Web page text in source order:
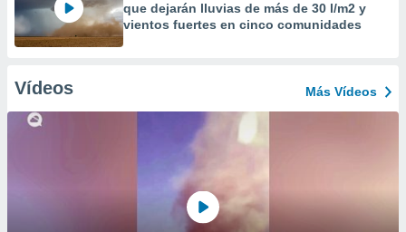
que dejarán lluvias de más de 30 l/m2 y
vientos fuertes en cinco comunidades
Vídeos Más Vídeos